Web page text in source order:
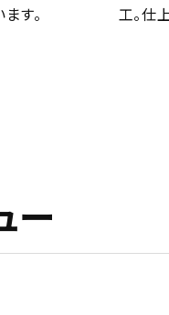
す。
工。仕
ー